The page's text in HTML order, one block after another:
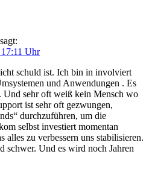
sagt:
Uhr
schuld ist. Ich bin in involviert
und Anwendungen . Es
Und sehr oft weiß kein Mensch wo
ist sehr oft gezwungen,
durchzuführen, um die
selbst investiert momentan
alles zu verbessern uns stabilisieren.
schwer. Und es wird noch Jahren